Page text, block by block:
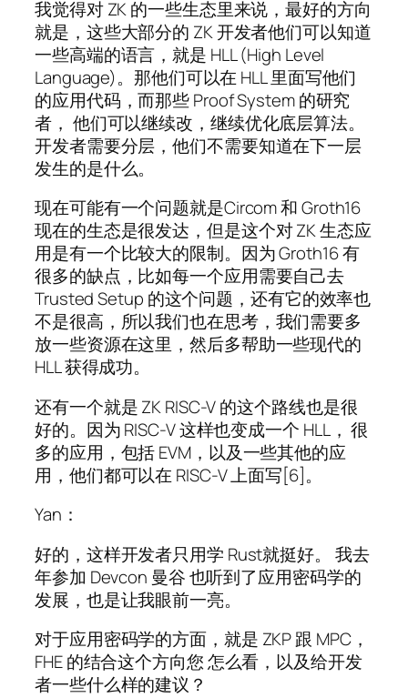
我觉得对 ZK 的一些生态里来说，最好的方向
就是，这些大部分的 ZK 开发者他们可以知道
一些高端的语言，就是 HLL (High Level
Language)。那他们可以在 HLL 里面写他们
的应用代码，而那些 Proof System 的研究
者， 他们可以继续改，继续优化底层算法。
开发者需要分层，他们不需要知道在下一层
发生的是什么。
现在可能有一个问题就是Circom 和 Groth16
现在的生态是很发达，但是这个对 ZK 生态应
用是有一个比较大的限制。因为 Groth16 有
很多的缺点，比如每一个应用需要自己去
Trusted Setup 的这个问题，还有它的效率也
不是很高，所以我们也在思考，我们需要多
放一些资源在这里，然后多帮助一些现代的
HLL 获得成功。
还有一个就是 ZK RISC-V 的这个路线也是很
好的。因为 RISC-V 这样也变成一个 HLL， 很
多的应用，包括 EVM，以及一些其他的应
用，他们都可以在 RISC-V 上面写[6]。
Yan：
好的，这样开发者只用学 Rust就挺好。 我去
年参加 Devcon 曼谷 也听到了应用密码学的
发展，也是让我眼前一亮。
对于应用密码学的方面，就是 ZKP 跟 MPC，
FHE 的结合这个方向您 怎么看，以及给开发
者一些什么样的建议？